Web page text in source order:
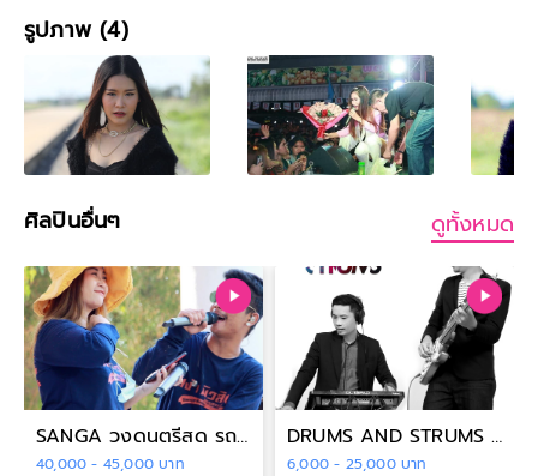
รูปภาพ (4)
ศิลปินอื่นๆ ดูทั้งหมด
SANGA วงดนตรีสด รถแห่ นครสวรรค์
40,000 - 45,000 บาท
DRUMS AND STRUMS BAND
6,000 - 25,000 บาท